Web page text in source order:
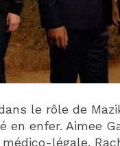
le rôle de
en enfer. Aimee
légale.